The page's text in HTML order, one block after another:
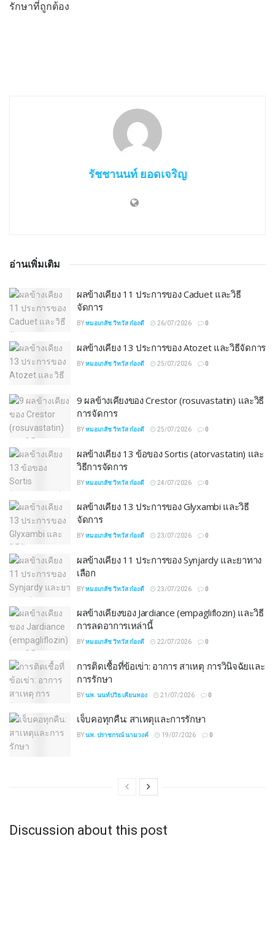
รักษาที่ถูกต้อง
รัชชานนท์ ยอดเจริญ
อ่านเพิ่มเติม
ผลข้างเคียง 11 ประการของ Caduet และวิธี
จัดการ
BYหมอเภสัช วิทวัส ก๋องดี 26/07/2026 0
ผลข้างเคียง 13 ประการของ Atozet และวิธีจัดการ
BYหมอเภสัช วิทวัส ก๋องดี 25/07/2026 0
9 ผลข้างเคียงของ Crestor (rosuvastatin) และวิธี
การจัดการ
BYหมอเภสัช วิทวัส ก๋องดี 25/07/2026 0
ผลข้างเคียง 13 ข้อของ Sortis (atorvastatin) และ
วิธีการจัดการ
BYหมอเภสัช วิทวัส ก๋องดี 24/07/2026 0
ผลข้างเคียง 13 ประการของ Glyxambi และวิธี
จัดการ
BYหมอเภสัช วิทวัส ก๋องดี 23/07/2026 0
ผลข้างเคียง 11 ประการของ Synjardy และยาทาง
เลือก
BYหมอเภสัช วิทวัส ก๋องดี 23/07/2026 0
ผลข้างเคียงของ Jardiance (empagliflozin) และวิธี
การลดอาการเหล่านี้
BYหมอเภสัช วิทวัส ก๋องดี 22/07/2026 0
การติดเชื้อที่ข้อเข่า: อาการ สาเหตุ การวินิจฉัยและ
การรักษา
BYนพ. นนท์ปวิธ เคียนทอง 21/07/2026 0
เจ็บคอทุกคืน: สาเหตุและการรักษา
BYนพ. ปราชกรณ์ นามวงค์ 19/07/2026 0
Discussion about this post